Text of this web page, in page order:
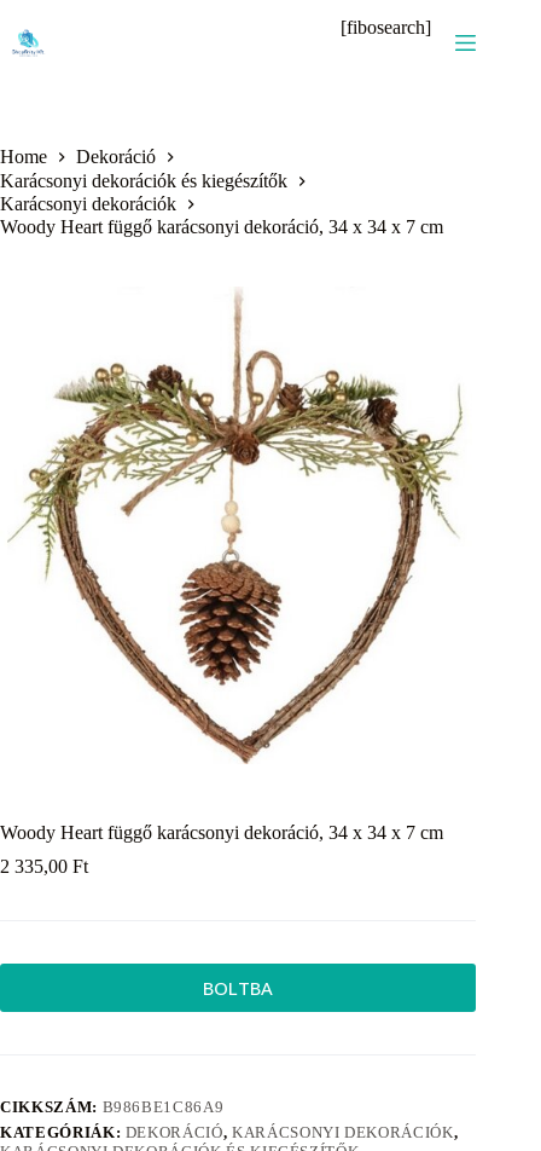
content
[fibosearch]
Home
Dekoráció
Karácsonyi dekorációk és kiegészítők
Karácsonyi dekorációk
Woody Heart függő karácsonyi dekoráció, 34 x 34 x 7 cm
Woody Heart függő karácsonyi dekoráció, 34 x 34 x 7 cm
2 335,00 Ft
BOLTBA
CIKKSZÁM: B986BE1C86A9
KATEGÓRIÁK: DEKORÁCIÓ, KARÁCSONYI DEKORÁCIÓK,